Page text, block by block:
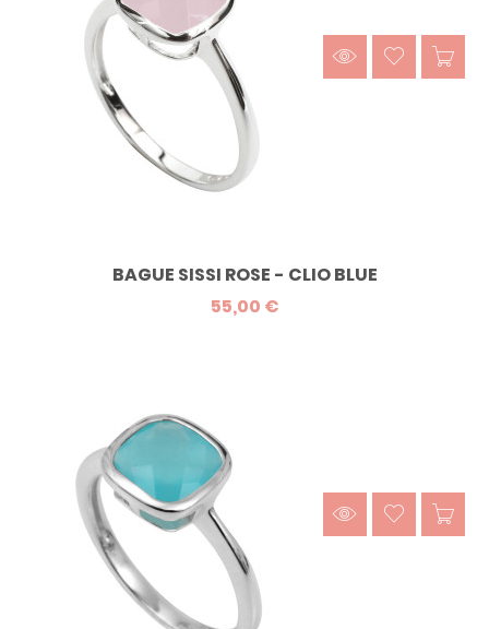
BAGUE SISSI ROSE - CLIO BLUE
55,00 €